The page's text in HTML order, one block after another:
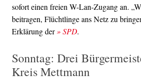
sofort einen freien W-Lan-Zugang an.
beitragen, Flüchtlinge ans Netz zu
Erklärung der» SPD.
Sonntag: Drei
Kreis Mettmann